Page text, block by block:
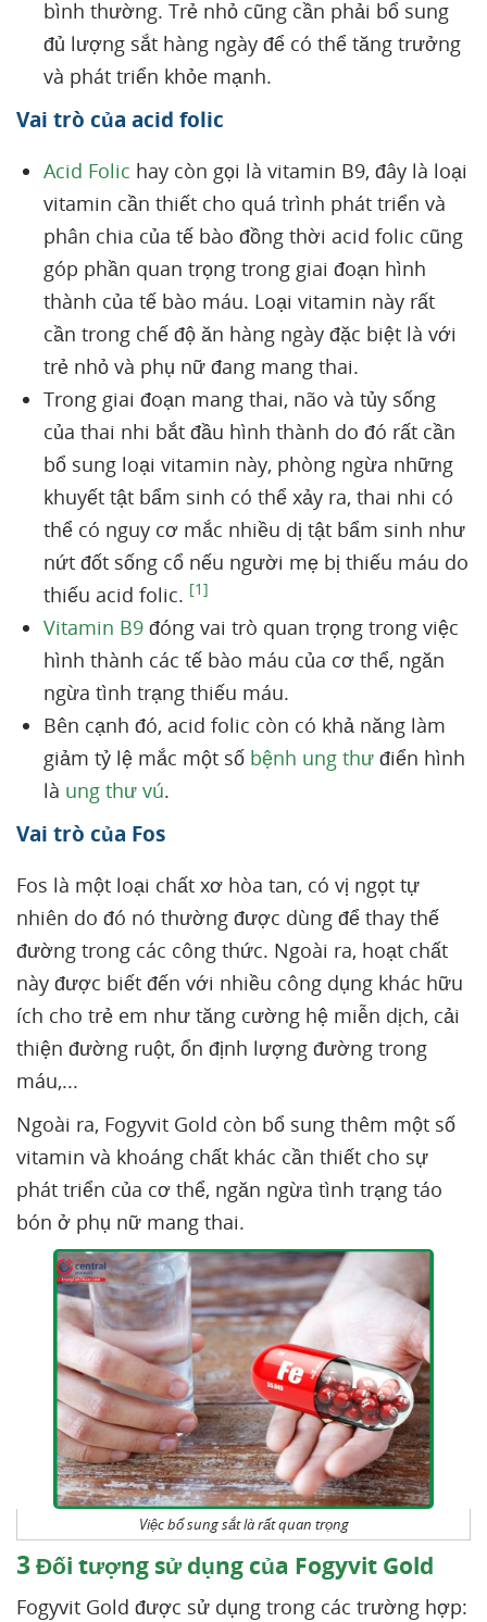
bình thường. Trẻ nhỏ cũng cần phải bổ sung
đủ lượng sắt hàng ngày để có thể tăng trưởng
và phát triển khỏe mạnh.
Vai trò của acid folic
Acid Folic hay còn gọi là vitamin B9, đây là loại
vitamin cần thiết cho quá trình phát triển và
phân chia của tế bào đồng thời acid folic cũng
góp phần quan trọng trong giai đoạn hình
thành của tế bào máu. Loại vitamin này rất
cần trong chế độ ăn hàng ngày đặc biệt là với
trẻ nhỏ và phụ nữ đang mang thai.
Trong giai đoạn mang thai, não và tủy sống
của thai nhi bắt đầu hình thành do đó rất cần
bổ sung loại vitamin này, phòng ngừa những
khuyết tật bẩm sinh có thể xảy ra, thai nhi có
thể có nguy cơ mắc nhiều dị tật bẩm sinh như
nứt đốt sống cổ nếu người mẹ bị thiếu máu do
thiếu acid folic. [1]
Vitamin B9 đóng vai trò quan trọng trong việc
hình thành các tế bào máu của cơ thể, ngăn
ngừa tình trạng thiếu máu.
Bên cạnh đó, acid folic còn có khả năng làm
giảm tỷ lệ mắc một số bệnh ung thư điển hình
là ung thư vú.
Vai trò của Fos
Fos là một loại chất xơ hòa tan, có vị ngọt tự
nhiên do đó nó thường được dùng để thay thế
đường trong các công thức. Ngoài ra, hoạt chất
này được biết đến với nhiều công dụng khác hữu
ích cho trẻ em như tăng cường hệ miễn dịch, cải
thiện đường ruột, ổn định lượng đường trong
máu,...
Ngoài ra, Fogyvit Gold còn bổ sung thêm một số
vitamin và khoáng chất khác cần thiết cho sự
phát triển của cơ thể, ngăn ngừa tình trạng táo
bón ở phụ nữ mang thai.
Việc bổ sung sắt là rất quan trọng
3Đối tượng sử dụng của Fogyvit Gold
Fogyvit Gold được sử dụng trong các trường hợp: